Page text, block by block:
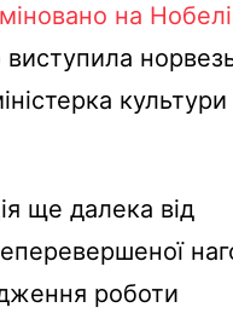
на
виступила
культури
ще далека від
роботи